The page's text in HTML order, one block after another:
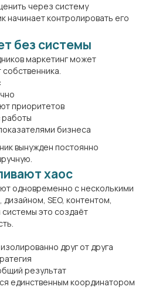
через систему
начинает контролировать его
без системы
маркетинг может
приоритетов
работы
бизнеса
вынужден постоянно
хаос
одновременно с несколькими
SEO, контентом,
это создаёт
друг от друга
результат
единственным координатором